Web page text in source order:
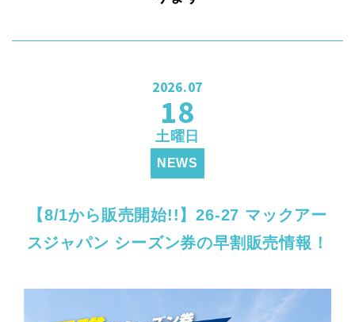
2026.07
18
土曜日
NEWS
【8/1から販売開始!!】26-27 マックアー
スジャパン シーズン券の早割販売情報！